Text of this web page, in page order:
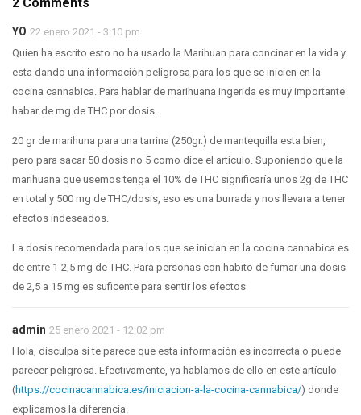
YO 22 enero 2021 - 3:10 pm
Quien ha escrito esto no ha usado la Marihuan para concinar en la vida y
esta dando una información peligrosa para los que se inicien en la
cocina cannabica. Para hablar de marihuana ingerida es muy importante
habar de mg de THC por dosis.
20 gr de marihuna para una tarrina (250gr.) de mantequilla esta bien,
pero para sacar 50 dosis no 5 como dice el artículo. Suponiendo que la
marihuana que usemos tenga el 10% de THC significaría unos 2g de THC
en total y 500 mg de THC/dosis, eso es una burrada y nos llevara a tener
efectos indeseados.
La dosis recomendada para los que se inician en la cocina cannabica es
de entre 1-2,5 mg de THC. Para personas con habito de fumar una dosis
de 2,5 a 15 mg es suficente para sentir los efectos
admin 25 enero 2021 - 12:02 pm
Hola, disculpa si te parece que esta información es incorrecta o puede
parecer peligrosa. Efectivamente, ya hablamos de ello en este artículo
(https://cocinacannabica.es/iniciacion-a-la-cocina-cannabica/) donde
explicamos la diferencia.